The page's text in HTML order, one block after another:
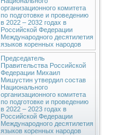
организационного комитета
по подготовке и проведению
в 2022 – 2032 годах в
Российской Федерации
Международного десятилетия
языков коренных народов
Председатель
Правительства Российской
Федерации Михаил
Мишустин утвердил состав
Национального
организационного комитета
по подготовке и проведению
в 2022 – 2023 годах в
Российской Федерации
Международного десятилетия
языков коренных народов